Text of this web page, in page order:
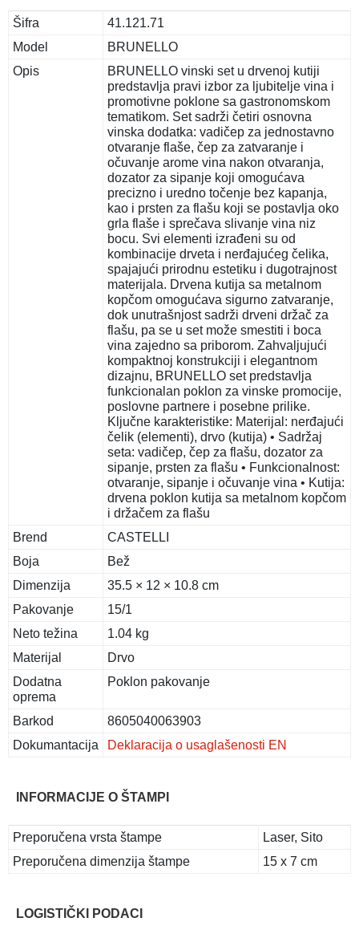
Šifra
41.121.71
Model
BRUNELLO
Opis
BRUNELLO vinski set u drvenoj kutiji
predstavlja pravi izbor za ljubitelje vina i
promotivne poklone sa gastronomskom
tematikom. Set sadrži četiri osnovna
vinska dodatka: vadičep za jednostavno
otvaranje flaše, čep za zatvaranje i
očuvanje arome vina nakon otvaranja,
dozator za sipanje koji omogućava
precizno i uredno točenje bez kapanja,
kao i prsten za flašu koji se postavlja oko
grla flaše i sprečava slivanje vina niz
bocu. Svi elementi izrađeni su od
kombinacije drveta i nerđajućeg čelika,
spajajući prirodnu estetiku i dugotrajnost
materijala. Drvena kutija sa metalnom
kopčom omogućava sigurno zatvaranje,
dok unutrašnjost sadrži drveni držač za
flašu, pa se u set može smestiti i boca
vina zajedno sa priborom. Zahvaljujući
kompaktnoj konstrukciji i elegantnom
dizajnu, BRUNELLO set predstavlja
funkcionalan poklon za vinske promocije,
poslovne partnere i posebne prilike.
Ključne karakteristike: Materijal: nerđajući
čelik (elementi), drvo (kutija) • Sadržaj
seta: vadičep, čep za flašu, dozator za
sipanje, prsten za flašu • Funkcionalnost:
otvaranje, sipanje i očuvanje vina • Kutija:
drvena poklon kutija sa metalnom kopčom
i držačem za flašu
Brend
CASTELLI
Boja
Bež
Dimenzija
35.5 × 12 × 10.8 cm
Pakovanje
15/1
Neto težina
1.04 kg
Materijal
Drvo
Dodatna
oprema
Poklon pakovanje
Barkod
8605040063903
Dokumantacija
Deklaracija o usaglašenosti EN
INFORMACIJE O ŠTAMPI
Preporučena vrsta štampe
Laser, Sito
Preporučena dimenzija štampe
15 x 7 cm
LOGISTIČKI PODACI